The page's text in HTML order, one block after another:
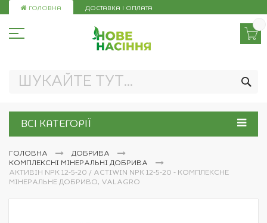
Skip
ГОЛОВНА ДОСТАВКА І ОПЛАТА
ВСІ КАТЕГОРІЇ
ГОЛОВНА
ДОБРИВА
КОМПЛЕКСНІ МІНЕРАЛЬНІ ДОБРИВА
АКТИВІН NPK 12-5-20 / ACTIWIN NPK 12-5-20 - КОМПЛЕКСНЕ
МІНЕРАЛЬНЕ ДОБРИВО, VALAGRO